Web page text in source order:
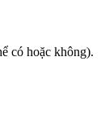
có hoặc không).